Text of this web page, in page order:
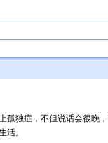
孤独症，不但说话会很晚
活。